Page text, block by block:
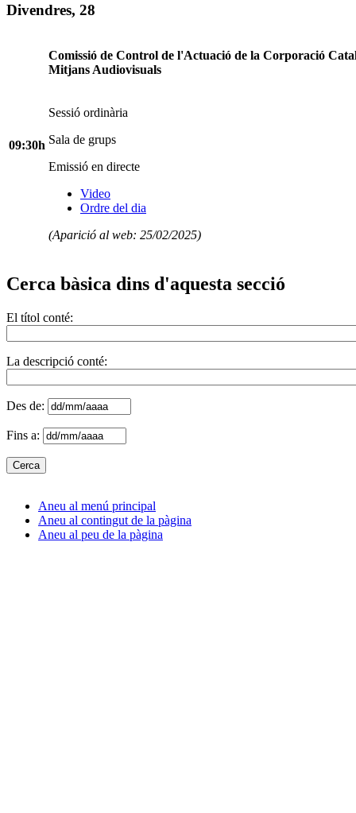
Divendres, 28
09:30h
Comissió de Control de l'Actuació de la Corporació
Mitjans Audiovisuals
Sessió ordinària
Sala de grups
Emissió en directe
Video
Ordre del dia
(Aparició al web: 25/02/2025)
Cerca bàsica dins d'aquesta secció
El títol conté:
La descripció conté:
Des de:
Fins a:
Aneu al menú principal
Aneu al contingut de la pàgina
Aneu al peu de la pàgina